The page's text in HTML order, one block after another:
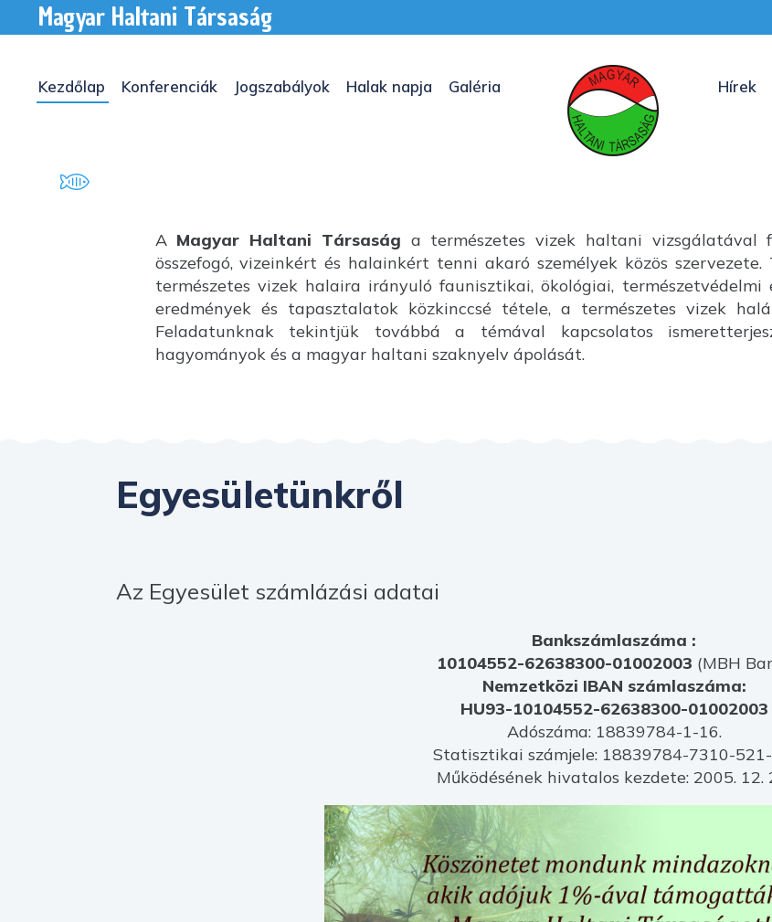
Magyar Haltani Társaság
Kezdőlap Konferenciák Jogszabályok Halak napja Galéria Hírek
A Magyar Haltani Társaság a természetes vizek haltani
összefogó, vizeinkért és halainkért tenni akaró személyek közös
természetes vizek halaira irányuló faunisztikai, ökológiai,
eredmények és tapasztalatok közkinccsé tétele, a természetes vizek
Feladatunknak tekintjük továbbá a témával kapcsolatos
hagyományok és a magyar haltani szaknyelv ápolását.
Egyesületünkről
Az Egyesület számlázási adatai
Bankszámlaszáma :
10104552-62638300-01002003 (MBH
Nemzetközi IBAN számlaszáma:
HU93-10104552-62638300-01002003
Adószáma: 18839784-1-16.
Statisztikai számjele: 18839784-7310-
Működésének hivatalos kezdete: 2005. 12.